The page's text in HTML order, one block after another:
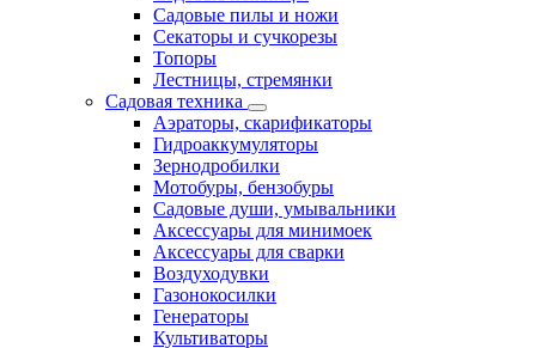
Садовые пилы и ножи
Секаторы и сучкорезы
Топоры
Лестницы, стремянки
Садовая техника
Аэраторы, скарификаторы
Гидроаккумуляторы
Зернодробилки
Мотобуры, бензобуры
Садовые души, умывальники
Аксессуары для минимоек
Аксессуары для сварки
Воздуходувки
Газонокосилки
Генераторы
Культиваторы